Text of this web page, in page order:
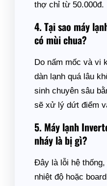
thợ chỉ từ 50.000đ.
4. Tại sao máy
có mùi chua?
Do nấm mốc và vi
dàn lạnh quá lâu
sinh chuyên sâu
sẽ xử lý dứt điểm
5. Máy lạnh
nháy là bị gì?
Đây là lỗi hệ
nhiệt độ hoặc